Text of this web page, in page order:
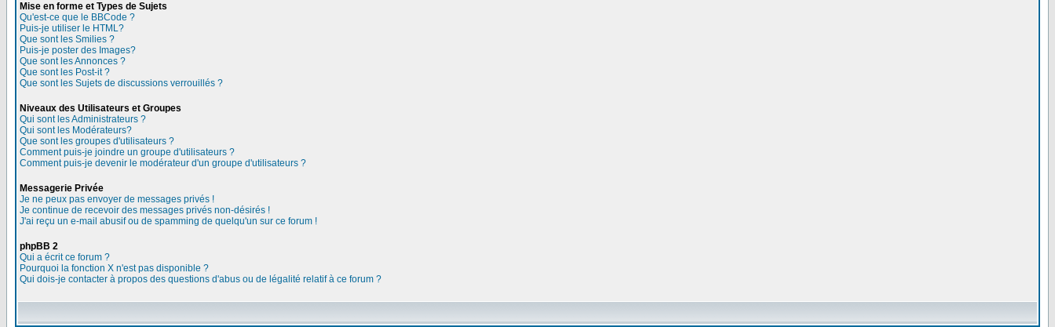
Mise en forme et Types de Sujets
Qu'est-ce que le BBCode ?
Puis-je utiliser le HTML?
Que sont les Smilies ?
Puis-je poster des Images?
Que sont les Annonces ?
Que sont les Post-it ?
Que sont les Sujets de discussions verrouillés ?
Niveaux des Utilisateurs et Groupes
Qui sont les Administrateurs ?
Qui sont les Modérateurs?
Que sont les groupes d'utilisateurs ?
Comment puis-je joindre un groupe d'utilisateurs ?
Comment puis-je devenir le modérateur d'un groupe d'utilisateurs ?
Messagerie Privée
Je ne peux pas envoyer de messages privés !
Je continue de recevoir des messages privés non-désirés !
J'ai reçu un e-mail abusif ou de spamming de quelqu'un sur ce forum !
phpBB 2
Qui a écrit ce forum ?
Pourquoi la fonction X n'est pas disponible ?
Qui dois-je contacter à propos des questions d'abus ou de légalité relatif à ce forum ?